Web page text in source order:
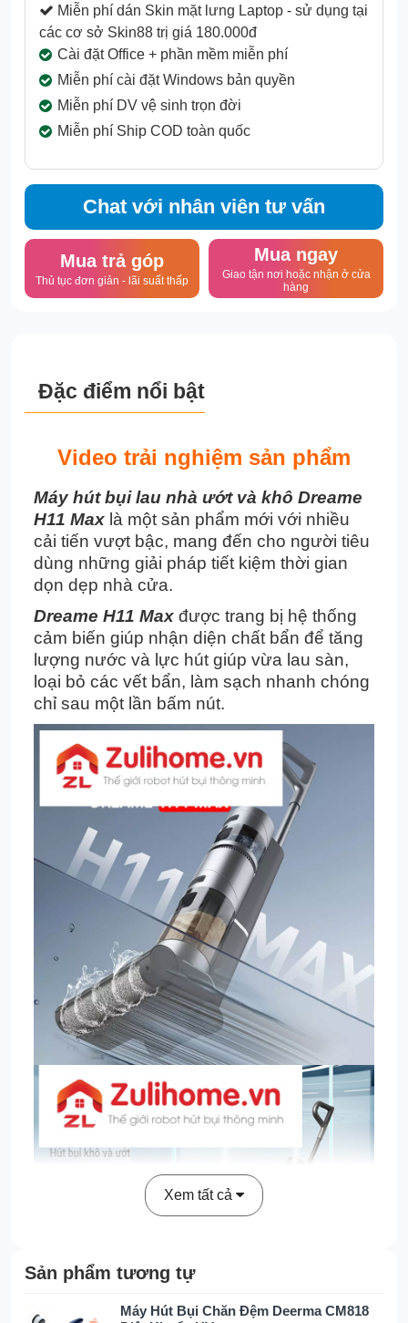
Miễn phí dán Skin mặt lưng Laptop - sử dụng tại
các cơ sở Skin88 trị giá 180.000đ
Cài đặt Office + phần mềm miễn phí
Miễn phí cài đặt Windows bản quyền
Miễn phí DV vệ sinh trọn đời
Miễn phí Ship COD toàn quốc
Chat với nhân viên tư vấn
Mua trả góp
Thủ tục đơn giản - lãi suất thấp
Mua ngay
Giao tận nơi hoặc nhận ở cửa
hàng
Đặc điểm nổi bật
Video trải nghiệm sản phẩm
Máy hút bụi lau nhà ướt và khô Dreame
H11 Max là một sản phẩm mới với nhiều
cải tiến vượt bậc, mang đến cho người tiêu
dùng những giải pháp tiết kiệm thời gian
dọn dẹp nhà cửa.
Dreame H11 Max được trang bị hệ thống
cảm biến giúp nhận diện chất bẩn để tăng
lượng nước và lực hút giúp vừa lau sàn,
loại bỏ các vết bẩn, làm sạch nhanh chóng
chỉ sau một lần bấm nút.
Xem tất cả
Sản phẩm tương tự
Máy Hút Bụi Chăn Đệm Deerma CM818